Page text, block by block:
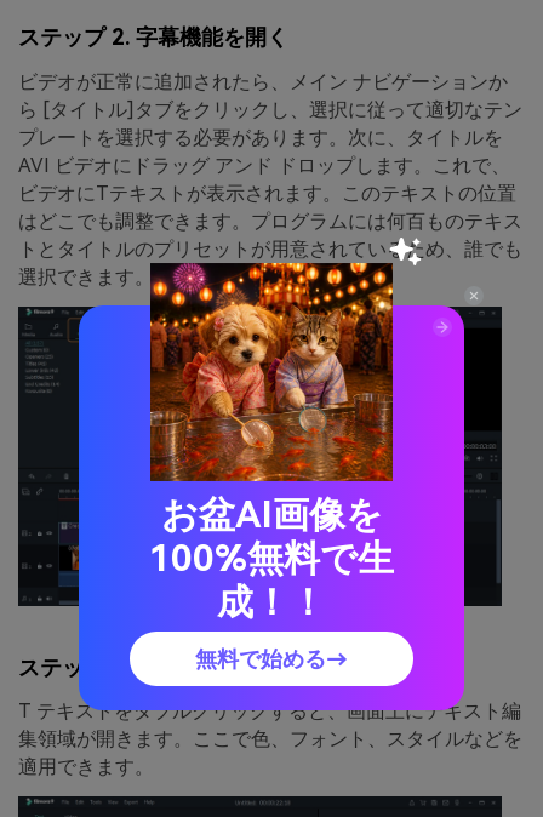
ステップ 2. 字幕機能を開く
ビデオが正常に追加されたら、メイン ナビゲーションか
ら [タイトル]タブをクリックし、選択に従って適切なテン
プレートを選択する必要があります。 次に、タイトルを
AVI ビデオにドラッグ アンド ドロップします。これで、
ビデオにTテキストが表示されます。このテキストの位置
はどこでも調整できます。プログラムには何百ものテキス
トとタイトルのプリセットが用意されているため、誰でも
選択できます。
ステップ3.Filmoraにテキストを入力する
T テキストをダブルクリックすると、画面上にテキスト編
集領域が開きます。ここで色、フォント、スタイルなどを
適用できます。
お盆AI画像を
100%無料で生
成！！
無料で始める→